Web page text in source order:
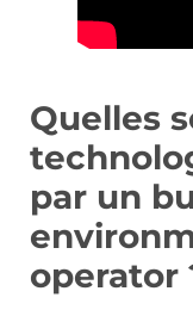
Quelles
par un
operator